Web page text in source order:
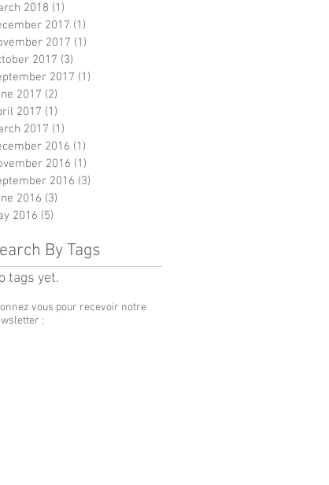
2018 (1)
2017 (1)
2017 (1)
2017 (3)
2017 (1)
2017 (2)
2017 (1)
2017 (1)
2016 (1)
2016 (1)
2016 (3)
2016 (3)
2016 (5)
By Tags
tags yet.
vous pour recevoir notre
: